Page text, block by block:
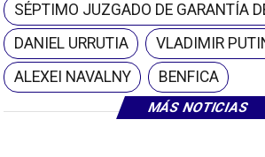
MÁS NOTICIAS
SÉPTIMO JUZGADO DE GARANTÍA
DANIEL URRUTIA
VLADIMIR
ALEXEI NAVALNY
BENFICA